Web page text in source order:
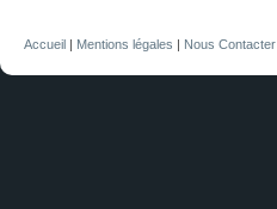
Accueil | Mentions légales | Nous Contacter